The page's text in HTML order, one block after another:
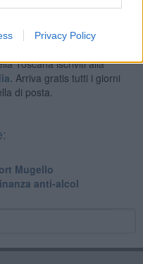
Privacy Policy
Toscana iscriviti alla
Arriva gratis tutti i giorni
di posta.
Mugello
anti-alcol